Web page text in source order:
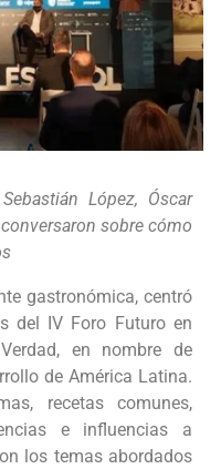
López, Óscar
sobre cómo
gastronómica, centró
del IV Foro Futuro en
en nombre de
de América Latina.
recetas comunes,
e influencias a
los temas abordados